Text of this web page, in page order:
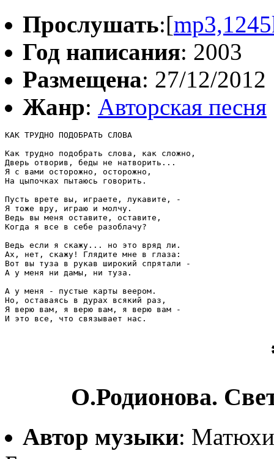
Прослушать:[
Год написания: 2003
Размещена: 27/12/2012
Жанр: Авторская песня
КАК ТРУДНО ПОДОБРАТЬ СЛОВА
Как трудно подобрать слова, как сложно,
Дверь отворив, беды не натворить...
Я с вами осторожно, осторожно,
На цыпочках пытаюсь говорить.
Пусть врете вы, играете, лукавите, -
Я тоже вру, играю и молчу.
Ведь вы меня оставите, оставите,
Когда я все в себе разоблачу?
Ведь если я скажу... но это вряд ли.
Ах, нет, скажу! Глядите мне в глаза:
Вот вы туза в рукав широкий спрятали -
А у меня ни дамы, ни туза.
А у меня - пустые карты веером.
Но, оставаясь в дурах всякий раз,
Я верю вам, я верю вам, я верю вам -
О.Родионова.
Автор музыки: